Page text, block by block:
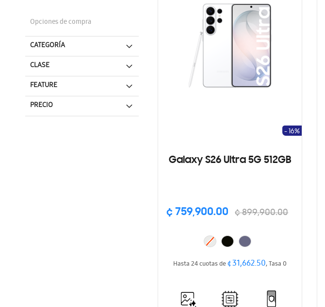
Galaxy S26 Ultra 5G 512GB
¢ 759,900.00 ¢ 899,900.00
- 16%
Hasta 24 cuotas de¢ 31,662.50, Tasa 0
Opciones de compra
CATEGORÍA
CLASE
FEATURE
PRECIO